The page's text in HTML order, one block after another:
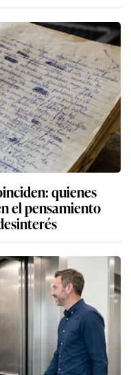
quienes
el pensamiento